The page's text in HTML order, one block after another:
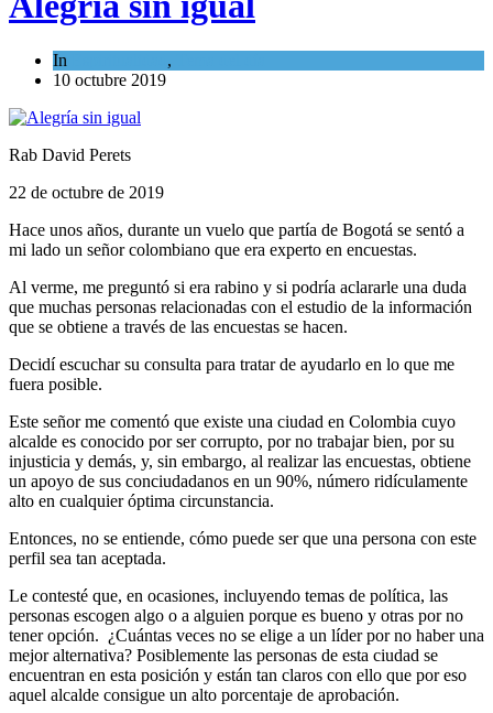
In ,
10 octubre 2019
Rab David Perets
22 de octubre de 2019
Hace unos años, durante un vuelo que partía de Bogotá se sentó a
mi lado un señor colombiano que era experto en encuestas.
Al verme, me preguntó si era rabino y si podría aclararle una duda
que muchas personas relacionadas con el estudio de la información
que se obtiene a través de las encuestas se hacen.
Decidí escuchar su consulta para tratar de ayudarlo en lo que me
fuera posible.
Este señor me comentó que existe una ciudad en Colombia cuyo
alcalde es conocido por ser corrupto, por no trabajar bien, por su
injusticia y demás, y, sin embargo, al realizar las encuestas, obtiene
un apoyo de sus conciudadanos en un 90%, número ridículamente
alto en cualquier óptima circunstancia.
Entonces, no se entiende, cómo puede ser que una persona con este
perfil sea tan aceptada.
Le contesté que, en ocasiones, incluyendo temas de política, las
personas escogen algo o a alguien porque es bueno y otras por no
tener opción. ¿Cuántas veces no se elige a un líder por no haber una
mejor alternativa? Posiblemente las personas de esta ciudad se
encuentran en esta posición y están tan claros con ello que por eso
aquel alcalde consigue un alto porcentaje de aprobación.